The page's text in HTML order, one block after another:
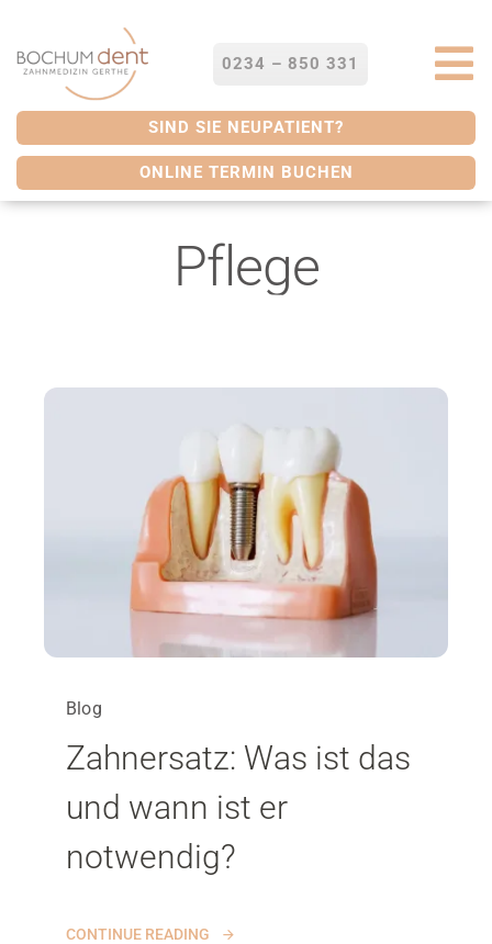
springen
0234 – 850 331
STARTSEITE
LEISTUNGEN
SERVICES
KONTAKT
SIND SIE NEUPATIENT?
ONLINE TERMIN BUCHEN
Pflege
Blog
Zahnersatz: Was ist das
und wann ist er
notwendig?
CONTINUE READING